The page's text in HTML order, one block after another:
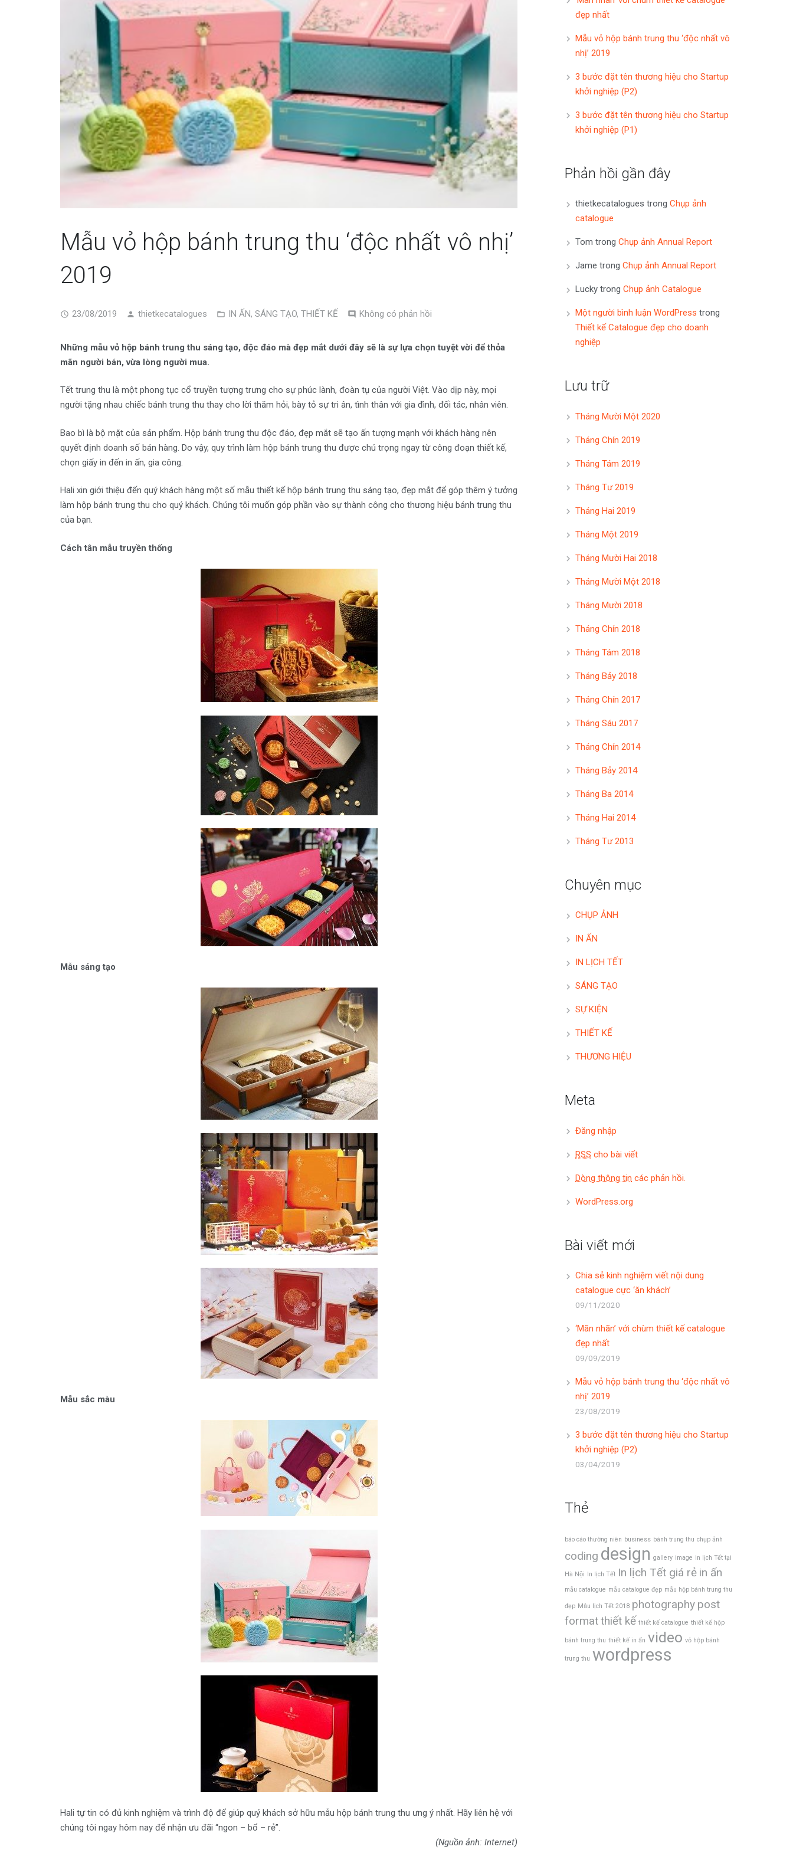
Mẫu vỏ hộp bánh trung thu ‘độc nhất vô nhị’
2019
23/08/2019 thietkecatalogues IN ẤN, SÁNG TẠO, THIẾT KẾ Không có phản hồi
Những mẫu vỏ hộp bánh trung thu sáng tạo, độc đáo mà đẹp mắt dưới đây sẽ là sự lựa chọn tuyệt vời để thỏa
mãn người bán, vừa lòng người mua.
Tết trung thu là một phong tục cổ truyền tượng trưng cho sự phúc lành, đoàn tụ của người Việt. Vào dịp này, mọi
người tặng nhau chiếc bánh trung thu thay cho lời thăm hỏi, bày tỏ sự tri ân, tình thân với gia đình, đối tác, nhân viên.
Bao bì là bộ mặt của sản phẩm. Hộp bánh trung thu độc đáo, đẹp mắt sẽ tạo ấn tượng mạnh với khách hàng nên
quyết định doanh số bán hàng. Do vậy, quy trình làm hộp bánh trung thu được chú trọng ngay từ công đoạn thiết kế,
chọn giấy in đến in ấn, gia công.
Hali xin giới thiệu đến quý khách hàng một số mẫu thiết kế hộp bánh trung thu sáng tạo, đẹp mắt để góp thêm ý tưởng
làm hộp bánh trung thu cho quý khách. Chúng tôi muốn góp phần vào sự thành công cho thương hiệu bánh trung thu
của bạn.
Cách tân mẫu truyền thống
Mẫu sáng tạo
Mẫu sắc màu
Hali tự tin có đủ kinh nghiệm và trình độ để giúp quý khách sở hữu mẫu hộp bánh trung thu ưng ý nhất. Hãy liên hệ với
chúng tôi ngay hôm nay để nhận ưu đãi “ngon – bổ – rẻ”.
(Nguồn ảnh: Internet)
đẹp nhất
Mẫu vỏ hộp bánh trung thu ‘độc nhất vô
nhị’ 2019
3 bước đặt tên thương hiệu cho Startup
khởi nghiệp (P2)
3 bước đặt tên thương hiệu cho Startup
khởi nghiệp (P1)
Phản hồi gần đây
thietkecatalogues trong Chụp ảnh
catalogue
Tom trong Chụp ảnh Annual Report
Jame trong Chụp ảnh Annual Report
Lucky trong Chụp ảnh Catalogue
Một người bình luận WordPress trong
Thiết kế Catalogue đẹp cho doanh
nghiệp
Lưu trữ
Tháng Mười Một 2020
Tháng Chín 2019
Tháng Tám 2019
Tháng Tư 2019
Tháng Hai 2019
Tháng Một 2019
Tháng Mười Hai 2018
Tháng Mười Một 2018
Tháng Mười 2018
Tháng Chín 2018
Tháng Tám 2018
Tháng Bảy 2018
Tháng Chín 2017
Tháng Sáu 2017
Tháng Chín 2014
Tháng Bảy 2014
Tháng Ba 2014
Tháng Hai 2014
Tháng Tư 2013
Chuyên mục
CHỤP ẢNH
IN ẤN
IN LỊCH TẾT
SÁNG TẠO
SỰ KIỆN
THIẾT KẾ
THƯƠNG HIỆU
Meta
Đăng nhập
RSS cho bài viết
Dòng thông tin các phản hồi.
WordPress.org
Bài viết mới
Chia sẻ kinh nghiệm viết nội dung
catalogue cực ‘ăn khách’
09/11/2020
‘Mãn nhãn’ với chùm thiết kế catalogue
đẹp nhất
09/09/2019
Mẫu vỏ hộp bánh trung thu ‘độc nhất vô
nhị’ 2019
23/08/2019
3 bước đặt tên thương hiệu cho Startup
khởi nghiệp (P2)
03/04/2019
Thẻ
báo cáo thường niên business bánh trung thu chụp ảnh
coding design gallery image in lịch Tết tại
Hà Nội In lịch Tết In lịch Tết giá rẻ in ấn
mẫu catalogue mẫu catalogue đẹp mẫu hộp bánh trung thu
đẹp Mẫu lịch Tết 2018 photography post
formatthiết kế thiết kế catalogue thiết kế hộp
bánh trung thu thiết kế in ấn video vỏ hộp bánh
trung thu wordpress